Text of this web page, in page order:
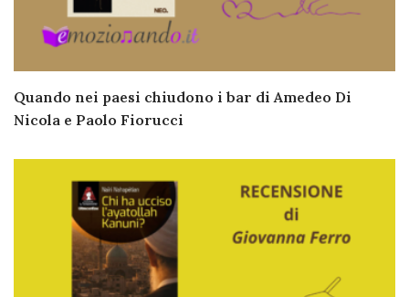
Quando nei paesi chiudono i bar di Amedeo Di
Nicola e Paolo Fiorucci